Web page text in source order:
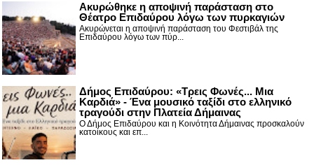
Ακυρώθηκε η αποψινή παράσταση στο
Θέατρο Επιδαύρου λόγω των πυρκαγιών
Ακυρώνεται η αποψινή παράσταση του Φεστιβάλ της
Επιδαύρου λόγω των πύρ...
Δήμος Επιδαύρου: «Τρεις Φωνές... Μια
Καρδιά» - Ένα μουσικό ταξίδι στο ελληνικό
τραγούδι στην Πλατεία Δήμαινας
Ο Δήμος Επιδαύρου και η Κοινότητα Δήμαινας προσκαλούν
κατοίκους και επ...